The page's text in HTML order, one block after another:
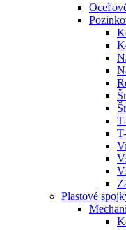
Plastové